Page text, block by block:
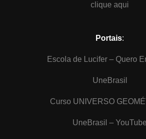
clique aqui
Portais:
Escola de Lucifer – Quero
UneBrasil
Curso UNIVERSO
UneBrasil – YouTube